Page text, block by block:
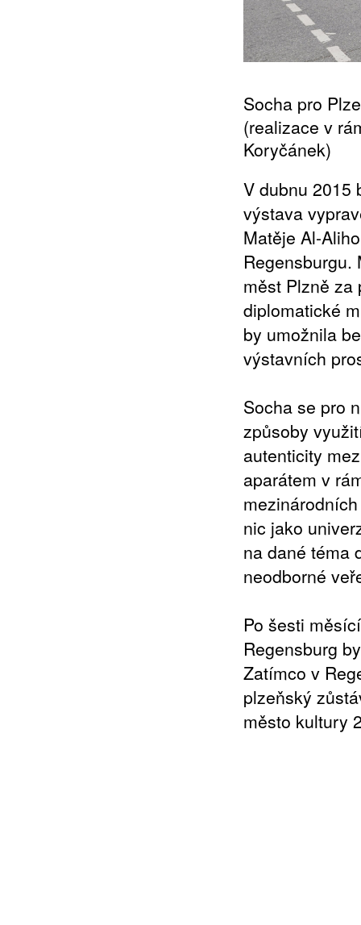
Socha pro
(realizace v
Koryčánek)
V dubnu 2015
výstava
Matěje Al-
měst Plzně za
diplomatické
by umožnila
výstavních
Socha se pro
způsoby
autenticity
aparátem v
nic jako
na dané téma
neodborné
Po šesti
Regensburg
Zatímco v
plzeňský
město kultury